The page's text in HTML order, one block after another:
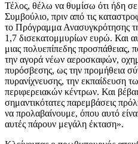
Τέλος, θέλω να θυμίσω ότι ήδη
Συμβούλιο, πριν από τις
το Πρόγραμμα Ανασυγκρότησης
1,7 δισεκατομμυρίων ευρώ. Και
μιας πολυεπίπεδης προσπάθειας,
την αγορά νέων αεροσκαφών,
πυρόσβεσης, ως την προμήθεια
πυρανίχνευσης, την εκπαίδευση
περιφερειακών κέντρων. Και
σημαντικότατες παρεμβάσεις
να προλαβαίνουμε, όπου αυτό
αυτές πάρουν μεγάλη έκταση».